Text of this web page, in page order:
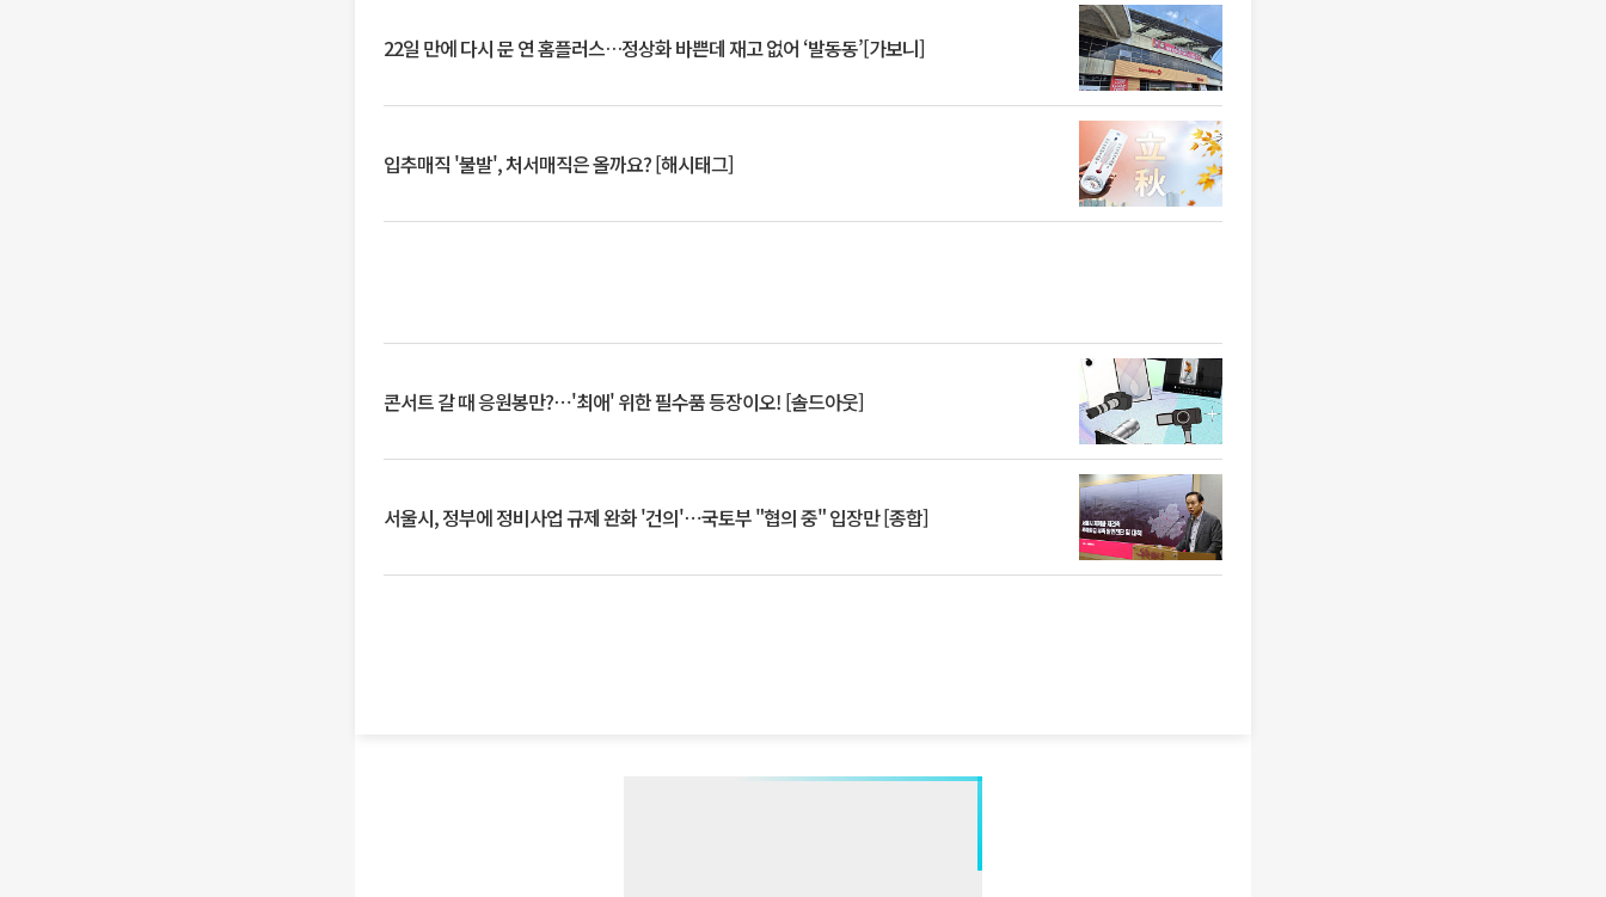
22일 만에 다시 문 연 홈플러스…정상화 바쁜데 재고 없어 ‘발동동’[가보니]
입추매직 '불발', 처서매직은 올까요? [해시태그]
콘서트 갈 때 응원봉만?⋯'최애' 위한 필수품 등장이오! [솔드아웃]
서울시, 정부에 정비사업 규제 완화 '건의'⋯국토부 "협의 중" 입장만 [종합]